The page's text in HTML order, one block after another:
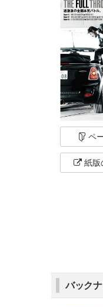
ペ
紙版
バック